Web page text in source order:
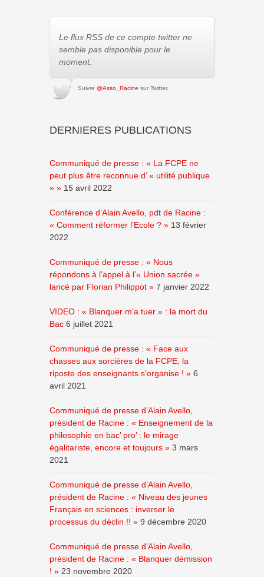
Le flux RSS de ce compte twitter ne
semble pas disponible pour le
moment.
Suivre @Asso_Racine sur Twitter.
DERNIERES PUBLICATIONS
Communiqué de presse : « La FCPE ne
peut plus être reconnue d’ « utilité publique
» » 15 avril 2022
Conférence d’Alain Avello, pdt de Racine :
« Comment réformer l’Ecole ? » 13 février
2022
Communiqué de presse : « Nous
répondons à l’appel à l’« Union sacrée »
lancé par Florian Philippot » 7 janvier 2022
VIDEO : « Blanquer m’a tuer » : la mort du
Bac 6 juillet 2021
Communiqué de presse : « Face aux
chasses aux sorcières de la FCPE, la
riposte des enseignants s’organise ! » 6
avril 2021
Communiqué de presse d’Alain Avello,
président de Racine : « Enseignement de la
philosophie en bac’ pro’ : le mirage
égalitariste, encore et toujours » 3 mars
2021
Communiqué de presse d’Alain Avello,
président de Racine : « Niveau des jeunes
Français en sciences : inverser le
processus du déclin !! » 9 décembre 2020
Communiqué de presse d’Alain Avello,
président de Racine : « Blanquer démission
! » 23 novembre 2020